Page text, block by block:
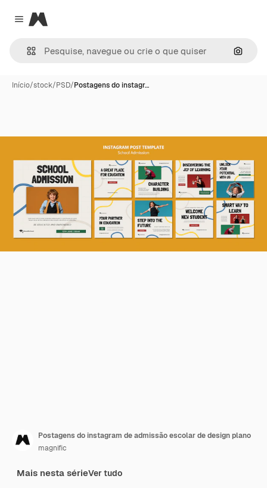
Close menu
Magnific
Início/stock/PSD/Postagens do instagr…
Postagens do instagram de admissão escolar de design plano
magnific
Mais nesta sérieVer tudo